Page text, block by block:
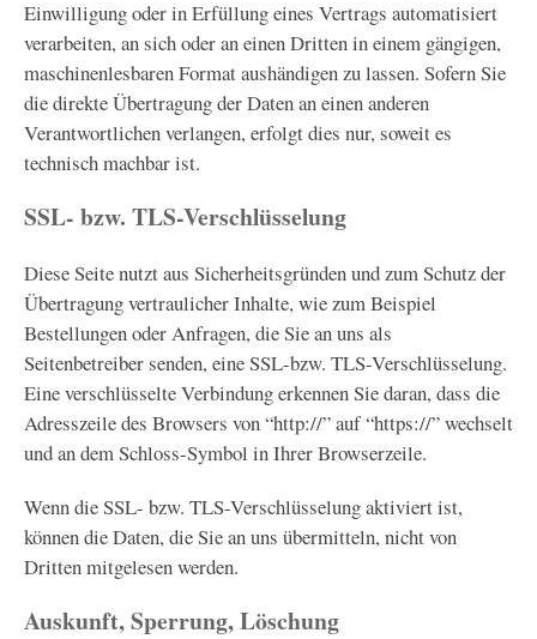
Einwilligung oder in Erfüllung eines Vertrags automatisiert
verarbeiten, an sich oder an einen Dritten in einem gängigen,
maschinenlesbaren Format aushändigen zu lassen. Sofern Sie
die direkte Übertragung der Daten an einen anderen
Verantwortlichen verlangen, erfolgt dies nur, soweit es
technisch machbar ist.
SSL- bzw. TLS-Verschlüsselung
Diese Seite nutzt aus Sicherheitsgründen und zum Schutz der
Übertragung vertraulicher Inhalte, wie zum Beispiel
Bestellungen oder Anfragen, die Sie an uns als
Seitenbetreiber senden, eine SSL-bzw. TLS-Verschlüsselung.
Eine verschlüsselte Verbindung erkennen Sie daran, dass die
Adresszeile des Browsers von “http://” auf “https://” wechselt
und an dem Schloss-Symbol in Ihrer Browserzeile.
Wenn die SSL- bzw. TLS-Verschlüsselung aktiviert ist,
können die Daten, die Sie an uns übermitteln, nicht von
Dritten mitgelesen werden.
Auskunft, Sperrung, Löschung